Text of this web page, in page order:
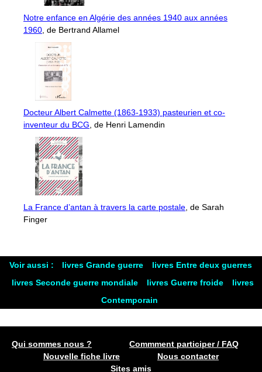
Notre enfance en Algérie des années 1940 aux années
1960, de Bertrand Allamel
Docteur Albert Calmette (1863-1933) pasteurien et co-
inventeur du BCG, de Henri Lamendin
La France d’antan à travers la carte postale, de Sarah
Finger
Voir aussi : livres Grande guerre
livres Entre deux guerres
livres Seconde guerre mondiale
livres Guerre froide
livres
Contemporain
Qui sommes nous ?
Commment participer / FAQ
Nouvelle fiche livre
Nous contacter
Sites amis